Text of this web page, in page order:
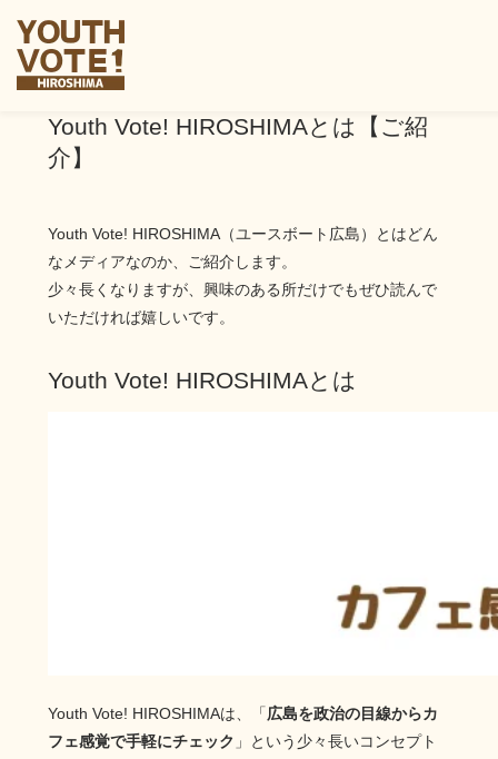
Youth Vote! HIROSHIMAとは【ご紹
介】
Youth Vote! HIROSHIMA（ユースボート広島）とはどん
なメディアなのか、ご紹介します。
少々長くなりますが、興味のある所だけでもぜひ読んで
いただければ嬉しいです。
Youth Vote! HIROSHIMAとは
Youth Vote! HIROSHIMAは、「 広島を政治の目線からカ
フェ感覚で手軽にチェック 」という少々長いコンセプト